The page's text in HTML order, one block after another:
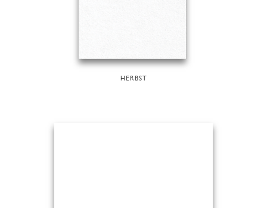
HERBST